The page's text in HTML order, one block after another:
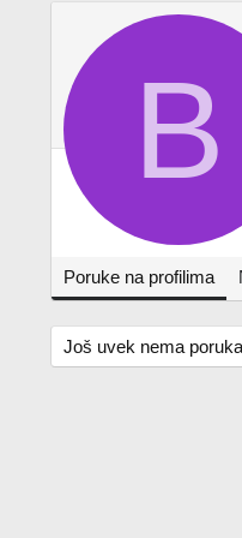
B
Poruke na profilima
Još uvek nema